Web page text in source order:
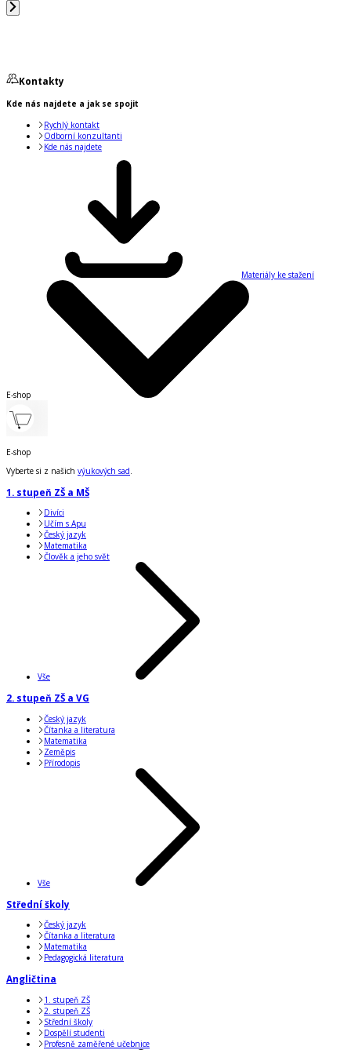
Kontakty
Kde nás najdete a jak se spojit
Rychlý kontakt
Odborní konzultanti
Kde nás najdete
Materiály ke stažení
E-shop
E-shop
Vyberte si z našich výukových sad.
1. stupeň ZŠ a MŠ
Divíci
Učím s Apu
Český jazyk
Matematika
Člověk a jeho svět
Vše
2. stupeň ZŠ a VG
Český jazyk
Čítanka a literatura
Matematika
Zeměpis
Přírodopis
Vše
Střední školy
Český jazyk
Čítanka a literatura
Matematika
Pedagogická literatura
Angličtina
1. stupeň ZŠ
2. stupeň ZŠ
Střední školy
Dospělí studenti
Profesně zaměřené učebnice